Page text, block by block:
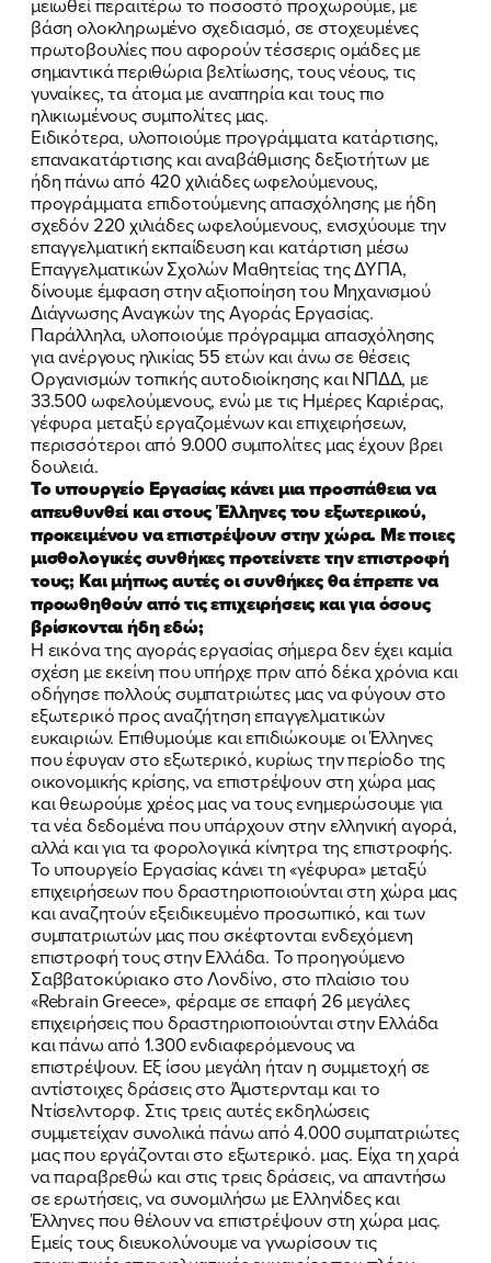
βάση ολοκληρωμένο σχεδιασμό, σε στοχευμένες
πρωτοβουλίες που αφορούν τέσσερις ομάδες με
σημαντικά περιθώρια βελτίωσης, τους νέους, τις
γυναίκες, τα άτομα με αναπηρία και τους πιο
ηλικιωμένους συμπολίτες μας.
Ειδικότερα, υλοποιούμε προγράμματα κατάρτισης,
επανακατάρτισης και αναβάθμισης δεξιοτήτων με
ήδη πάνω από 420 χιλιάδες ωφελούμενους,
προγράμματα επιδοτούμενης απασχόλησης με ήδη
σχεδόν 220 χιλιάδες ωφελούμενους, ενισχύουμε την
επαγγελματική εκπαίδευση και κατάρτιση μέσω
Επαγγελματικών Σχολών Μαθητείας της ΔΥΠΑ,
δίνουμε έμφαση στην αξιοποίηση του Μηχανισμού
Διάγνωσης Αναγκών της Αγοράς Εργασίας.
Παράλληλα, υλοποιούμε πρόγραμμα απασχόλησης
για ανέργους ηλικίας 55 ετών και άνω σε θέσεις
Οργανισμών τοπικής αυτοδιοίκησης και ΝΠΔΔ, με
33.500 ωφελούμενους, ενώ με τις Ημέρες Καριέρας,
γέφυρα μεταξύ εργαζομένων και επιχειρήσεων,
περισσότεροι από 9.000 συμπολίτες μας έχουν βρει
δουλειά.
Το υπουργείο Εργασίας κάνει μια προσπάθεια να
απευθυνθεί και στους Έλληνες του εξωτερικού,
προκειμένου να επιστρέψουν στην χώρα. Με ποιες
μισθολογικές συνθήκες προτείνετε την επιστροφή
τους; Και μήπως αυτές οι συνθήκες θα έπρεπε να
προωθηθούν από τις επιχειρήσεις και για όσους
βρίσκονται ήδη εδώ;
Η εικόνα της αγοράς εργασίας σήμερα δεν έχει καμία
σχέση με εκείνη που υπήρχε πριν από δέκα χρόνια και
οδήγησε πολλούς συμπατριώτες μας να φύγουν στο
εξωτερικό προς αναζήτηση επαγγελματικών
ευκαιριών. Επιθυμούμε και επιδιώκουμε οι Έλληνες
που έφυγαν στο εξωτερικό, κυρίως την περίοδο της
οικονομικής κρίσης, να επιστρέψουν στη χώρα μας
και θεωρούμε χρέος μας να τους ενημερώσουμε για
τα νέα δεδομένα που υπάρχουν στην ελληνική αγορά,
αλλά και για τα φορολογικά κίνητρα της επιστροφής.
Το υπουργείο Εργασίας κάνει τη «γέφυρα» μεταξύ
επιχειρήσεων που δραστηριοποιούνται στη χώρα μας
και αναζητούν εξειδικευμένο προσωπικό, και των
συμπατριωτών μας που σκέφτονται ενδεχόμενη
επιστροφή τους στην Ελλάδα. Το προηγούμενο
Σαββατοκύριακο στο Λονδίνο, στο πλαίσιο του
«Rebrain Greece», φέραμε σε επαφή 26 μεγάλες
επιχειρήσεις που δραστηριοποιούνται στην Ελλάδα
και πάνω από 1.300 ενδιαφερόμενους να
επιστρέψουν. Εξ ίσου μεγάλη ήταν η συμμετοχή σε
αντίστοιχες δράσεις στο Άμστερνταμ και το
Ντίσελντορφ. Στις τρεις αυτές εκδηλώσεις
συμμετείχαν συνολικά πάνω από 4.000 συμπατριώτες
μας που εργάζονται στο εξωτερικό. μας. Είχα τη χαρά
να παραβρεθώ και στις τρεις δράσεις, να απαντήσω
σε ερωτήσεις, να συνομιλήσω με Ελληνίδες και
Έλληνες που θέλουν να επιστρέψουν στη χώρα μας.
Εμείς τους διευκολύνουμε να γνωρίσουν τις